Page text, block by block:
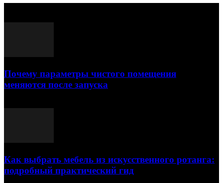
Почему параметры чистого помещения
меняются после запуска
Как выбрать мебель из искусственного ротанга:
подробный практический гид